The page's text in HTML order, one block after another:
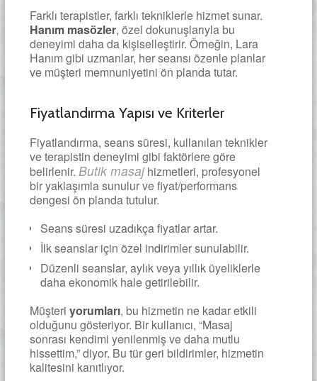
Farklı terapistler, farklı tekniklerle hizmet sunar.
Hanım masözler, özel dokunuşlarıyla bu
deneyimi daha da kişiselleştirir. Örneğin, Lara
Hanım gibi uzmanlar, her seansı özenle planlar
ve müşteri memnuniyetini ön planda tutar.
Fiyatlandırma Yapısı ve Kriterler
Fiyatlandırma, seans süresi, kullanılan teknikler
ve terapistin deneyimi gibi faktörlere göre
belirlenir. Butik masajhizmetleri, profesyonel
bir yaklaşımla sunulur ve fiyat/performans
dengesi ön planda tutulur.
Seans süresi uzadıkça fiyatlar artar.
İlk seanslar için özel indirimler sunulabilir.
Düzenli seanslar, aylık veya yıllık üyeliklerle
daha ekonomik hale getirilebilir.
Müşteri yorumları, bu hizmetin ne kadar etkili
olduğunu gösteriyor. Bir kullanıcı, “Masaj
sonrası kendimi yenilenmiş ve daha mutlu
hissettim,” diyor. Bu tür geri bildirimler, hizmetin
kalitesini kanıtlıyor.